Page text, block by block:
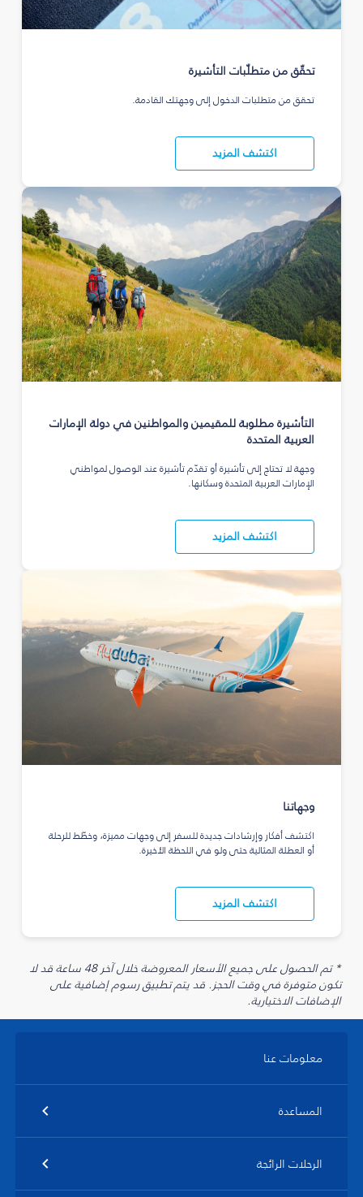
تحقّق من متطلّبات التأشيرة
تحقق من متطلبات الدخول إلى وجهتك القادمة.
اكتشف المزيد
التأشيرة مطلوبة للمقيمين والمواطنين في دولة الإمارات
العربية المتحدة
وجهة لا تحتاج إلى تأشيرة أو تقدّم تأشيرة عند الوصول لمواطني
الإمارات العربية المتحدة وسكانها.
اكتشف المزيد
وجهاتنا
اكتشف أفكار وإرشادات جديدة للسفر إلى وجهات مميزة، وخطّط للرحلة
أو العطلة المثالية حتى ولو في اللحظة الأخيرة.
اكتشف المزيد
* تم الحصول على جميع الأسعار المعروضة خلال آخر 48 ساعة قد لا
تكون متوفرة في وقت الحجز. قد يتم تطبيق رسوم إضافية على
الإضافات الاختيارية.
معلومات عنا
المساعدة
الرحلات الرائجة